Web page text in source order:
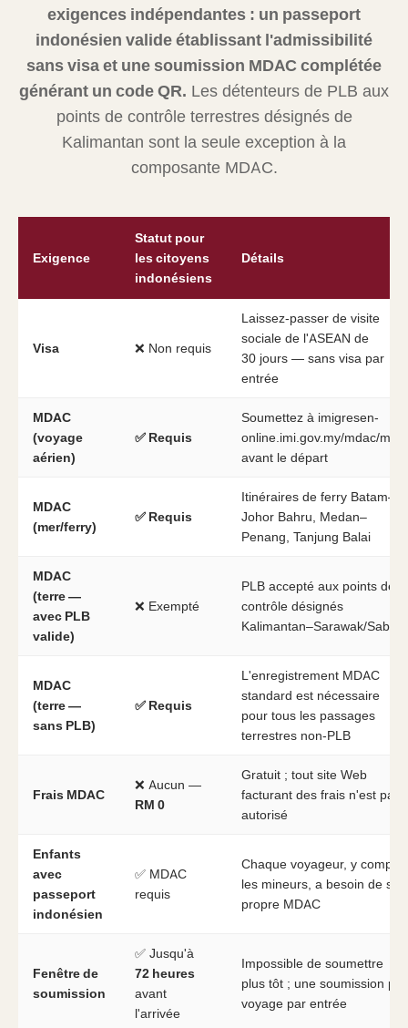
exigences indépendantes : un passeport
indonésien valide établissant l'admissibilité
sans visa et une soumission MDAC complétée
générant un code QR. Les détenteurs de PLB aux
points de contrôle terrestres désignés de
Kalimantan sont la seule exception à la
composante MDAC.
Exigence
Statut pour
les citoyens
indonésiens
Détails
Visa ❌ Non requis
Laissez-passer de visite
sociale de l'ASEAN de
30 jours — sans visa par
entrée
MDAC
(voyage
aérien)
✅ Requis
Soumettez à imigresen-
online.imi.gov.my/mdac/main
avant le départ
MDAC
(mer/ferry)
✅ Requis
Itinéraires de ferry Batam–
Johor Bahru, Medan–
Penang, Tanjung Balai
MDAC
(terre —
avec PLB
valide)
❌ Exempté
PLB accepté aux points de
contrôle désignés
Kalimantan–Sarawak/Sabah
MDAC
(terre —
sans PLB)
✅ Requis
L'enregistrement MDAC
standard est nécessaire
pour tous les passages
terrestres non-PLB
Frais MDAC
❌ Aucun —
RM 0
Gratuit ; tout site Web
facturant des frais n'est pas
autorisé
Enfants
avec
passeport
indonésien
✅ MDAC
requis
Chaque voyageur, y compris
les mineurs, a besoin de son
propre MDAC
Fenêtre de
soumission
✅ Jusqu'à
72 heures
avant
l'arrivée
Impossible de soumettre
plus tôt ; une soumission par
voyage par entrée